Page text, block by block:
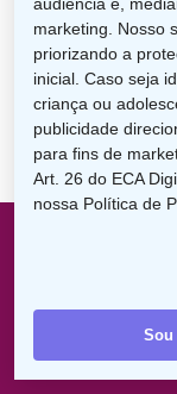
Acesso Rápido
Início
A Uniodonto
Políticas
marketing. Nosso
priorizando a
inicial. Caso seja
criança ou
publicidade
para fins de
Art. 26 do ECA
nossa Política de